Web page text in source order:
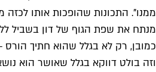
ממנו". התכונות שהופכות אותו
מנתח את שפת הגוף של דון בשביל
כמובן, רק לא בגלל שהוא חתיך
וזה בולט דווקא בגלל שאושר הוא